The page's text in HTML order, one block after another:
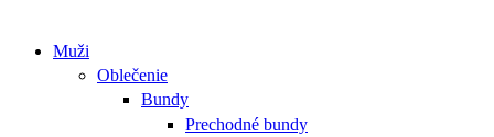
Muži
Oblečenie
Bundy
Prechodné bundy